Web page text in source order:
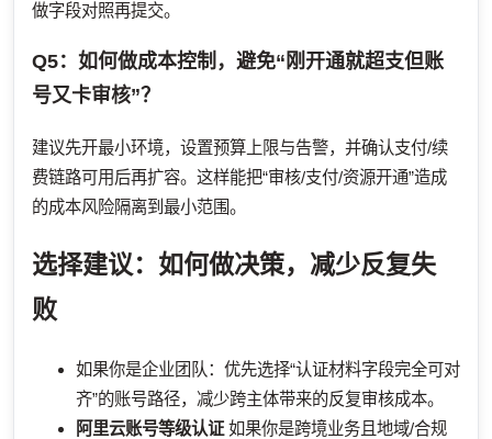
做字段对照再提交。
Q5：如何做成本控制，避免“刚开通就超支但账
号又卡审核”？
建议先开最小环境，设置预算上限与告警，并确认支付/续
费链路可用后再扩容。这样能把“审核/支付/资源开通”造成
的成本风险隔离到最小范围。
选择建议：如何做决策，减少反复失
败
如果你是企业团队：优先选择“认证材料字段完全可对
齐”的账号路径，减少跨主体带来的反复审核成本。
阿里云账号等级认证 如果你是跨境业务且地域/合规